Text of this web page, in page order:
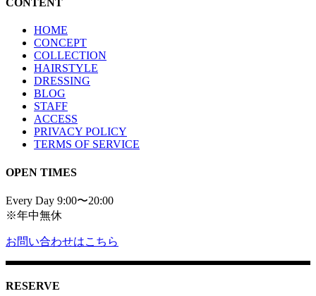
CONTENT
HOME
CONCEPT
COLLECTION
HAIRSTYLE
DRESSING
BLOG
STAFF
ACCESS
PRIVACY POLICY
TERMS OF SERVICE
OPEN TIMES
Every Day 9:00〜20:00
※年中無休
お問い合わせはこちら
RESERVE